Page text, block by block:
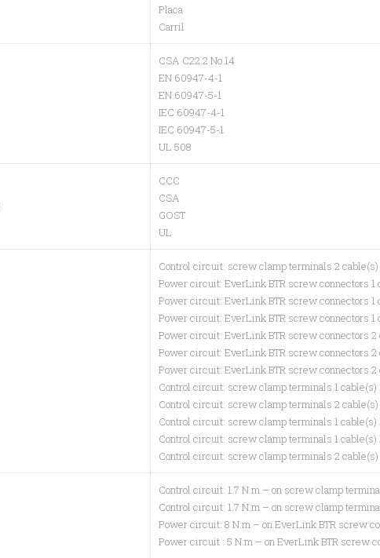
Placa
Carril
CSA C22.2 No 14
EN 60947-4-1
EN 60947-5-1
IEC 60947-4-1
IEC 60947-5-1
UL 508
CCC
CSA
GOST
UL
Control circuit: screw clamp terminals 2
Power circuit: EverLink BTR screw connectors
Power circuit: EverLink BTR screw connectors
Power circuit: EverLink BTR screw connectors
Power circuit: EverLink BTR screw connectors
Power circuit: EverLink BTR screw connectors
Power circuit: EverLink BTR screw connectors
Control circuit: screw clamp terminals 1
Control circuit: screw clamp terminals 2
Control circuit: screw clamp terminals 1
Control circuit: screw clamp terminals 1
Control circuit: screw clamp terminals 2
Control circuit: 1.7 N.m – on screw clamp
Control circuit: 1.7 N.m – on screw clamp
Power circuit: 8 N.m – on EverLink BTR screw
Power circuit : 5 N.m – on EverLink BTR screw